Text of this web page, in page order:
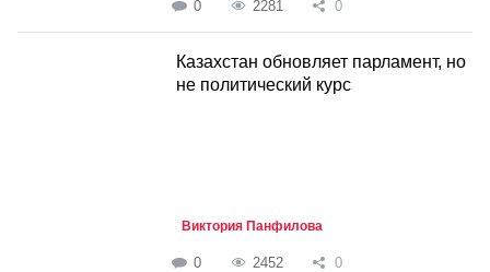
0 2281 0
Казахстан обновляет парламент, но
не политический курс
Виктория Панфилова
0 2452 0